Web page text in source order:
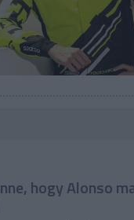
hogy Alonso